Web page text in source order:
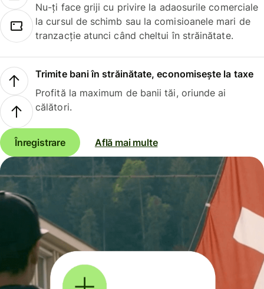
Nu-ți face griji cu privire la adaosurile comerciale
la cursul de schimb sau la comisioanele mari de
tranzacție atunci când cheltui în străinătate.
Trimite bani în străinătate, economisește la taxe
Profită la maximum de banii tăi, oriunde ai
călători.
Înregistrare Află mai multe